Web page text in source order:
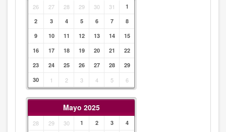
26 27 28 29 30 31
1
2
3 4 5 6 7
8
9
10 11 12 13 14
15
16
17 18 19 20 21
22
23
24 25 26 27 28
29
30
1 2 3 4 5 6
Mayo 2025
28 29 30 1 2 3 4